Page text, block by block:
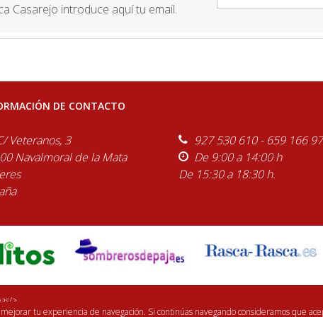
tu experiencia de navegación. Si continúas navegando consideramos que
Casarejo introduce aquí tu email.
DE CONTACTO
Veteranos, 3
Navalmoral de la Mata
927 530 610 - 659 166
De 9:00 a 14:00 h
De 15:30 a 18:30 h.
>